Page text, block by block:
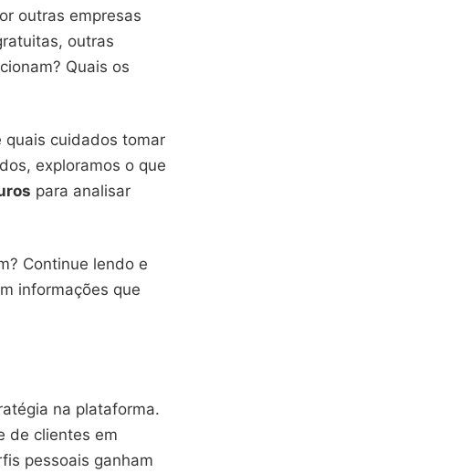
outras empresas
outras
Quais os
quais cuidados tomar
exploramos o que
para analisar
Continue lendo e
informações que
na plataforma.
de clientes em
pessoais ganham